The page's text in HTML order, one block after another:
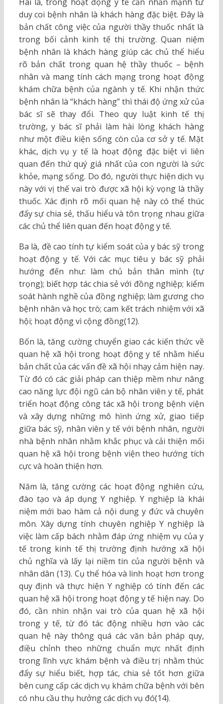
duy coi bệnh nhân là khách hàng đặc biệt. Đây là
bản chất công việc của người thầy thuốc nhất là
trong bối cảnh kinh tế thị trường. Quan niệm
bệnh nhân là khách hàng giúp các chủ thể hiểu
rõ bản chất trong quan hệ thầy thuốc – bệnh
nhân và mang tính cách mạng trong hoạt động
khám chữa bệnh của ngành y tế. Khi nhận thức
bệnh nhân là “khách hàng” thì thái độ ứng xử của
bác sĩ sẽ thay đổi. Theo quy luật kinh tế thị
trường, y bác sĩ phải làm hài lòng khách hàng
như một điều kiện sống còn của cơ sở y tế. Mặt
khác, dịch vụ y tế là hoạt động đặc biệt vì liên
quan đến thứ quý giá nhất của con người là sức
khỏe, mạng sống. Do đó, người thực hiện dịch vụ
này với vị thế vai trò được xã hội kỳ vọng là thầy
thuốc. Xác định rõ mối quan hệ này có thể thúc
đẩy sự chia sẻ, thấu hiểu và tôn trọng nhau giữa
các chủ thể liên quan đến hoạt động y tế.
Ba là, đề cao tính tự kiểm soát của y bác sỹ trong
hoạt động y tế. Với các mục tiêu y bác sỹ phải
hướng đến như: làm chủ bản thân mình (tự
trọng); biết hợp tác chia sẻ với đồng nghiệp; kiểm
soát hành nghề của đồng nghiệp; làm gương cho
bệnh nhân và học trò; cam kết trách nhiệm với xã
hội; hoạt động vì cộng đồng(12).
Bốn là, tăng cường chuyển giao các kiến thức về
quan hệ xã hội trong hoạt động y tế nhằm hiểu
bản chất của các vấn đề xã hội nhạy cảm hiện nay.
Từ đó có các giải pháp can thiệp mềm như nâng
cao năng lực đội ngũ cán bộ nhân viên y tế, phát
triển hoạt động công tác xã hội trong bệnh viện
và xây dựng những mô hình ứng xử, giao tiếp
giữa bác sỹ, nhân viên y tế với bệnh nhân, người
nhà bệnh nhân nhằm khắc phục và cải thiện mối
quan hệ xã hội trong bệnh viện theo hướng tích
cực và hoàn thiện hơn.
Năm là, tăng cường các hoạt động nghiên cứu,
đào tạo và áp dụng Y nghiệp. Y nghiệp là khái
niệm mới bao hàm cả nội dung y đức và chuyên
môn. Xây dựng tính chuyên nghiệp Y nghiệp là
việc làm cấp bách nhằm đáp ứng nhiệm vụ của y
tế trong kinh tế thị trường định hướng xã hội
chủ nghĩa và lấy lại niềm tin của người bệnh và
nhân dân (13). Cụ thể hóa và linh hoạt hơn trong
quy định và thực hiện Y nghiệp có tính đến các
quan hệ xã hội trong hoạt động y tế hiện nay. Do
đó, cần nhìn nhận vai trò của quan hệ xã hội
trong y tế, từ đó tác động nhiều hơn vào các
quan hệ này thông quá các văn bản pháp quy,
điều chỉnh theo những chuẩn mực nhất định
trong lĩnh vực khám bệnh và điều trị nhằm thúc
đẩy sự hiểu biết, hợp tác, chia sẻ tốt hơn giữa
bên cung cấp các dịch vụ khám chữa bệnh với bên
có nhu cầu thụ hưởng các dịch vụ đó(14).